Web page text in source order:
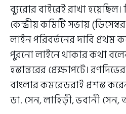
ব্যুরোর বাইরেই রাখা
কেন্দ্রীয় কমিটি সভায়
লাইন পরিবর্তনের দাবি প্রথম
পুরনো লাইনে থাকার কথা
হস্তান্তরের প্রেক্ষাপটে।
বাংলার কমরেডরাই প্রশস্ত
ডা. সেন, লাহিড়ী, ভবানী